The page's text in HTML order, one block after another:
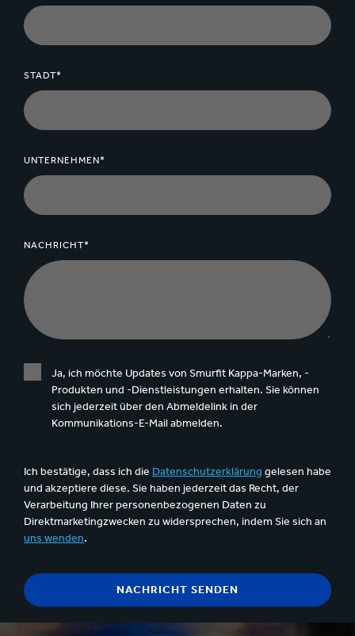
STADT*
UNTERNEHMEN*
NACHRICHT*
Ja, ich möchte Updates von Smurfit Kappa-Marken, -
Produkten und -Dienstleistungen erhalten. Sie können
sich jederzeit über den Abmeldelink in der
Kommunikations-E-Mail abmelden.
Ich bestätige, dass ich die Datenschutzerklärung gelesen habe
und akzeptiere diese. Sie haben jederzeit das Recht, der
Verarbeitung Ihrer personenbezogenen Daten zu
Direktmarketingzwecken zu widersprechen, indem Sie sich an
uns wenden.